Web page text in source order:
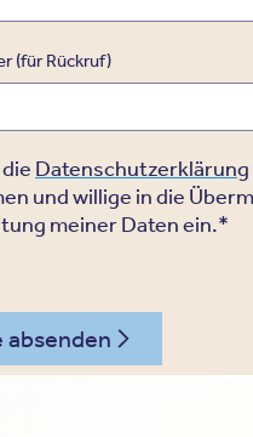
(für Rückruf)
Datenschutzerklärung
und willige in die
meiner Daten ein.*
absenden